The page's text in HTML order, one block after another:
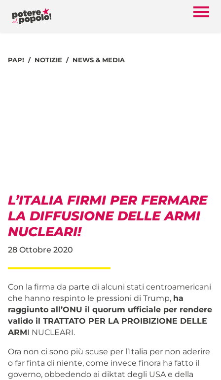
PAP! NOTIZIE NEWS & MEDIA
L’ITALIA FIRMI PER FERMARE
LA DIFFUSIONE DELLE ARMI
NUCLEARI!
28 Ottobre 2020
Con la firma da parte di alcuni stati centroamericani
che hanno respinto le pressioni di Trump, ha
raggiunto all’ONU il quorum ufficiale per rendere
valido il TRATTATO PER LA PROIBIZIONE DELLE
ARMI NUCLEARI.
Ora non ci sono più scuse per l’Italia per non aderire
o far finta di niente, come invece finora ha fatto il
governo, obbedendo ai diktat degli USA e della